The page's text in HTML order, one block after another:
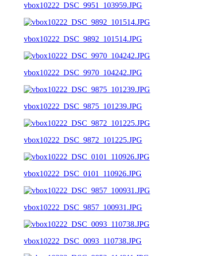
vbox10222_DSC_9951_103959.JPG
vbox10222_DSC_9892_101514.JPG
vbox10222_DSC_9970_104242.JPG
vbox10222_DSC_9875_101239.JPG
vbox10222_DSC_9872_101225.JPG
vbox10222_DSC_0101_110926.JPG
vbox10222_DSC_9857_100931.JPG
vbox10222_DSC_0093_110738.JPG